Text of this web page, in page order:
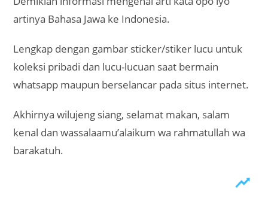
artinya Bahasa Jawa ke Indonesia.
Lengkap dengan gambar sticker/stiker lucu untuk
koleksi pribadi dan lucu-lucuan saat bermain
whatsapp maupun berselancar pada situs internet.
Akhirnya wilujeng siang, selamat makan, salam
kenal dan wassalaamu’alaikum wa rahmatullah wa
barakatuh.